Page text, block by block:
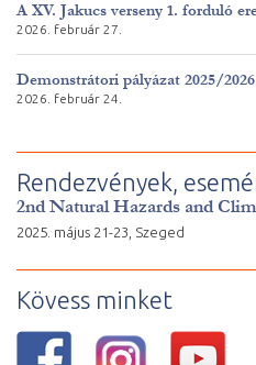
A XV. Jakucs verseny 1. forduló
2026. február 27.
Demonstrátori pályázat 2025/
2026. február 24.
Rendezvények,
2nd Natural Hazards and
2025. május 21-23, Szeged
Kövess minket